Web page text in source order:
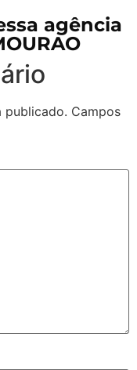
agência
publicado. Campos